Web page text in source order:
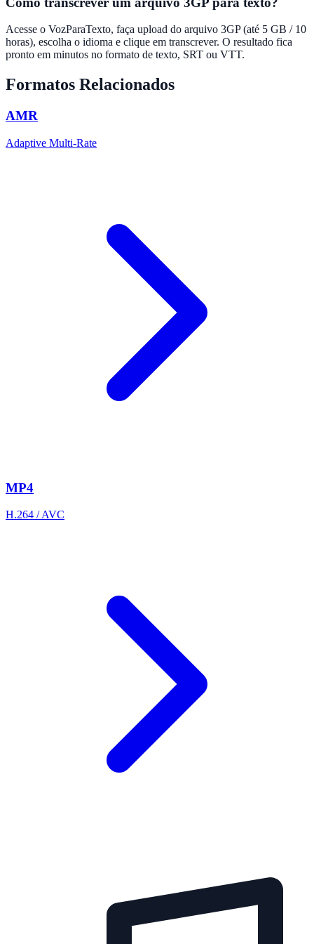
Acesse o VozParaTexto, faça upload do arquivo 3GP (até 5 GB / 10
horas), escolha o idioma e clique em transcrever. O resultado fica
pronto em minutos no formato de texto, SRT ou VTT.
Formatos Relacionados
AMR
Adaptive Multi-Rate
MP4
H.264 / AVC